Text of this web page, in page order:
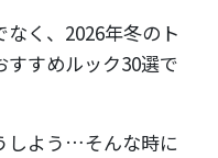
く、2026年冬のト
すすめルック30選で
しよう…そんな時に